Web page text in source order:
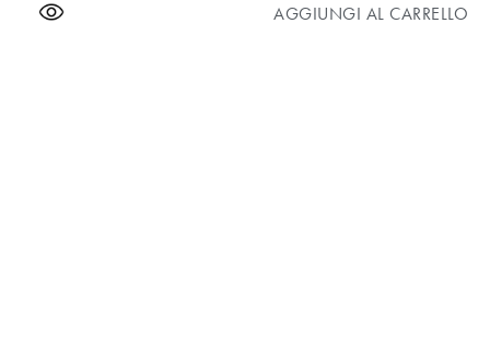
AGGIUNGI AL CARRELLO